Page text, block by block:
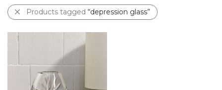
Kalėdos
Art Deco
Baldai
Chinoserie
Dovanų kuponai
All
€30-€40
Products tagged “depression glass”